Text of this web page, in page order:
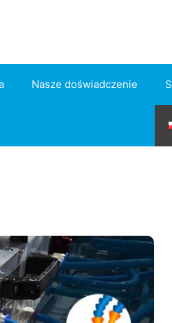
Nasze doświadczenie